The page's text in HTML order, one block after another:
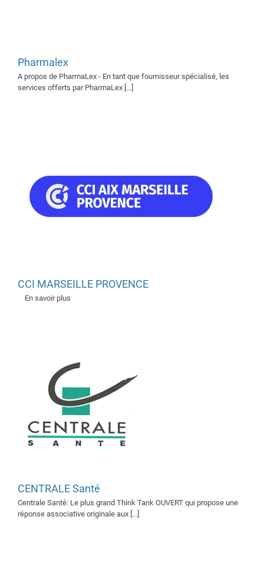
Pharmalex
A propos de PharmaLex - En tant que fournisseur spécialisé, les
services offerts par PharmaLex [...]
Supporters 2019
CCI MARSEILLE PROVENCE
En savoir plus
Supporter 2023 Supporters
2019 Supporters 2022
CENTRALE Santé
Centrale Santé: Le plus grand Think Tank OUVERT qui propose une
réponse associative originale aux [...]
Supporters 2019